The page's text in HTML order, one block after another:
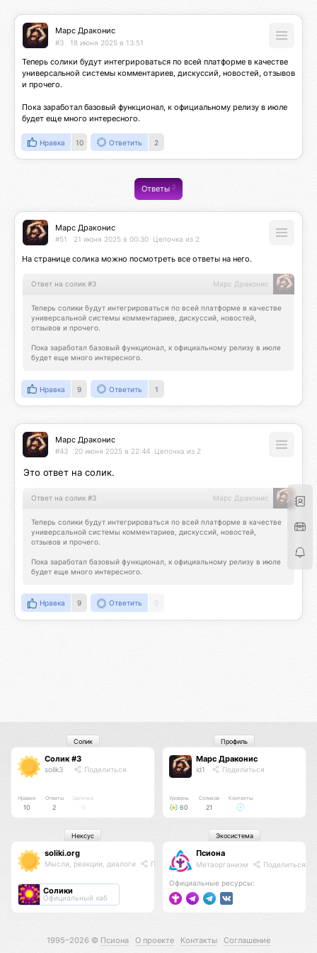
Марс Драконис
#3 18 июня 2025 в 13:51
Теперь солики будут интегрироваться по всей платформе в качестве
универсальной системы комментариев, дискуссий, новостей, отзывов
и прочего.
Пока заработал базовый функционал, к официальному релизу в июле
будет еще много интересного.
Нравка 10 Ответить 2
Ответы 2
Марс Драконис
#51 21 июня 2025 в 00:30 Цепочка из 2
На странице солика можно посмотреть все ответы на него.
Ответ на солик #3 Марс Драконис
Теперь солики будут интегрироваться по всей платформе в качестве
универсальной системы комментариев, дискуссий, новостей,
отзывов и прочего.
Пока заработал базовый функционал, к официальному релизу в июле
будет еще много интересного.
Нравка 9 Ответить 1
Марс Драконис
#43 20 июня 2025 в 22:44 Цепочка из 2
Это ответ на солик.
Ответ на солик #3 Марс Драконис
Теперь солики будут интегрироваться по всей платформе в качестве
универсальной системы комментариев, дискуссий, новостей,
отзывов и прочего.
Пока заработал базовый функционал, к официальному релизу в июле
будет еще много интересного.
Нравка 9 Ответить 0
Солик #3
solik3 Поделиться
Нравки
10
Ответы
2
Цепочка
0
Солик
Марс Драконис
id1 Поделиться
Уровень
60
Соликов
21
Контакты
Профиль
soliki.org
Мысли, реакции, диалоги Поделиться
Солики
Официальный хаб
Нексус
Псиона
Метаорганизм Поделиться
Официальные ресурсы:
Экосистема
1995–2026 © Псиона О проекте Контакты
Соглашение